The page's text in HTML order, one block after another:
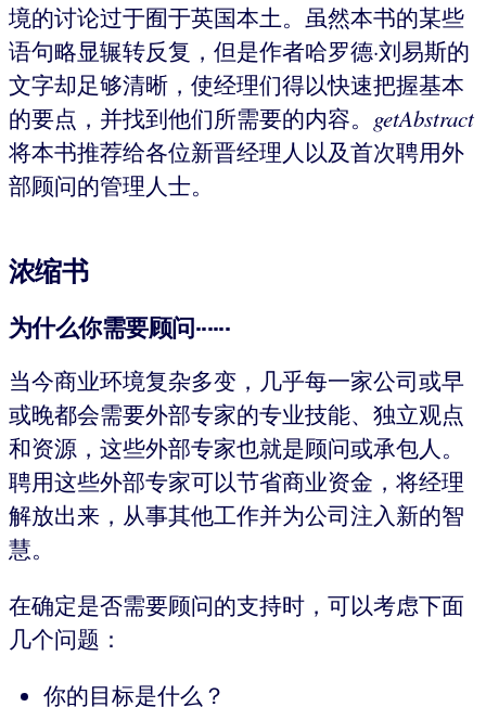
境的讨论过于囿于英国本土。虽然本书的某些
语句略显辗转反复，但是作者哈罗德·刘易斯的
文字却足够清晰，使经理们得以快速把握基本
的要点，并找到他们所需要的内容。 getAbstract
将本书推荐给各位新晋经理人以及首次聘用外
部顾问的管理人士。
浓缩书
为什么你需要顾问······
当今商业环境复杂多变，几乎每一家公司或早
或晚都会需要外部专家的专业技能、独立观点
和资源，这些外部专家也就是顾问或承包人。
聘用这些外部专家可以节省商业资金，将经理
解放出来，从事其他工作并为公司注入新的智
慧。
在确定是否需要顾问的支持时，可以考虑下面
几个问题：
你的目标是什么？